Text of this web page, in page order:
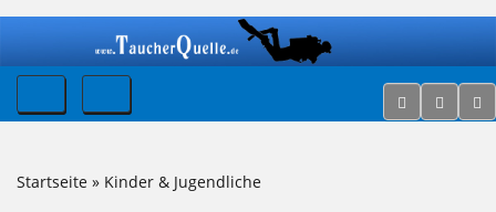
Startseite » Kinder & Jugendliche